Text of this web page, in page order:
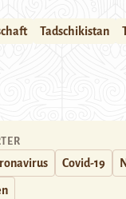
Tadschikistan
Covid-19